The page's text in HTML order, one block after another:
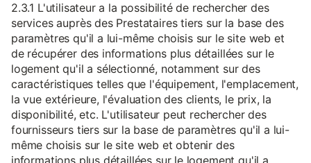
2.3.1 L'utilisateur a la possibilité de rechercher des
services auprès des Prestataires tiers sur la base des
paramètres qu'il a lui-même choisis sur le site web et
de récupérer des informations plus détaillées sur le
logement qu'il a sélectionné, notamment sur des
caractéristiques telles que l'équipement, l'emplacement,
la vue extérieure, l'évaluation des clients, le prix, la
disponibilité, etc. L'utilisateur peut rechercher des
fournisseurs tiers sur la base de paramètres qu'il a lui-
même choisis sur le site web et obtenir des